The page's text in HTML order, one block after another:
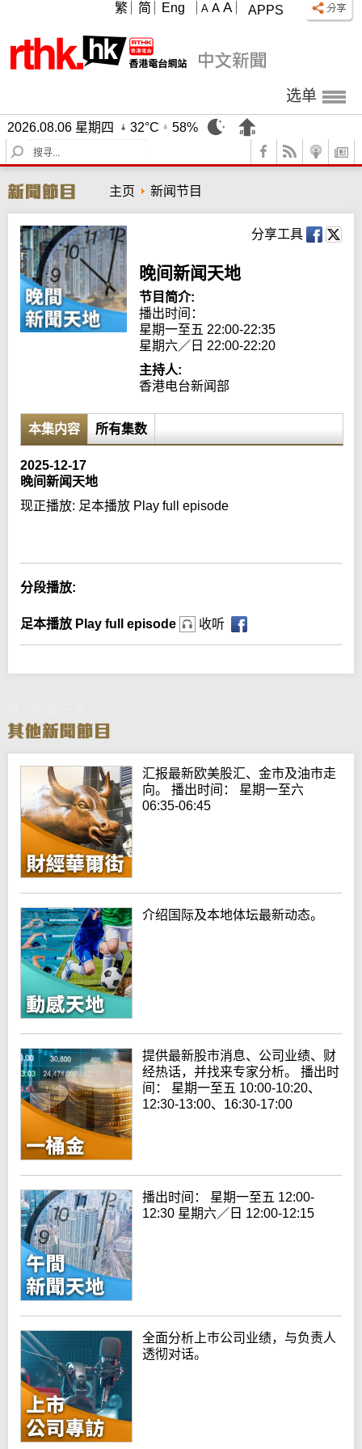
APPS
A A A
繁 简 Eng
选单
2026.08.06 星期四 32°C
58%
S
e
r
c
h
主页 新闻节目
分享工具
晚间新闻天地
节目简介:
播出时间：
星期一至五 22:00-22:35
星期六／日 22:00-22:20
主持人:
香港电台新闻部
本集内容 所有集数
2025-12-17
晚间新闻天地
现正播放: 足本播放 Play full episode
分段播放:
足本播放 Play full episode 收听
汇报最新欧美股汇、金市及油市走
向。 播出时间： 星期一至六
06:35-06:45
介绍国际及本地体坛最新动态。
提供最新股市消息、公司业绩、财
经热话，并找来专家分析。 播出时
间： 星期一至五 10:00-10:20、
12:30-13:00、16:30-17:00
播出时间： 星期一至五 12:00-
12:30 星期六／日 12:00-12:15
全面分析上巿公司业绩，与负责人
透彻对话。